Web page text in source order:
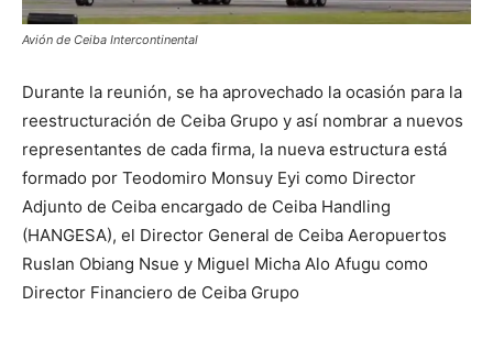
Avión de Ceiba Intercontinental
Durante la reunión, se ha aprovechado la ocasión para la
reestructuración de Ceiba Grupo y así nombrar a nuevos
representantes de cada firma, la nueva estructura está
formado por Teodomiro Monsuy Eyi como Director
Adjunto de Ceiba encargado de Ceiba Handling
(HANGESA), el Director General de Ceiba Aeropuertos
Ruslan Obiang Nsue y Miguel Micha Alo Afugu como
Director Financiero de Ceiba Grupo